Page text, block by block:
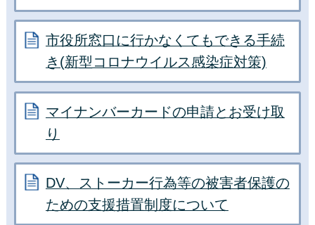
市役所窓口に行かなくてもできる手続
き(新型コロナウイルス感染症対策)
マイナンバーカードの申請とお受け取
り
DV、ストーカー行為等の被害者保護の
ための支援措置制度について